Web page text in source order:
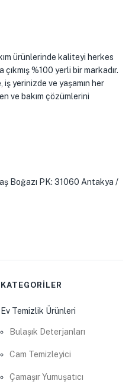
ürünlerinde kaliteyi herkes
%100 yerli bir markadır.
yerinizde ve yaşamın her
ve bakım çözümlerini
Boğazı PK: 31060 Antakya /
KATEGORİLER
Ev Temizlik Ürünleri
Bulaşık Deterjanları
Cam Temizleyici
Çamaşır Yumuşatıcı